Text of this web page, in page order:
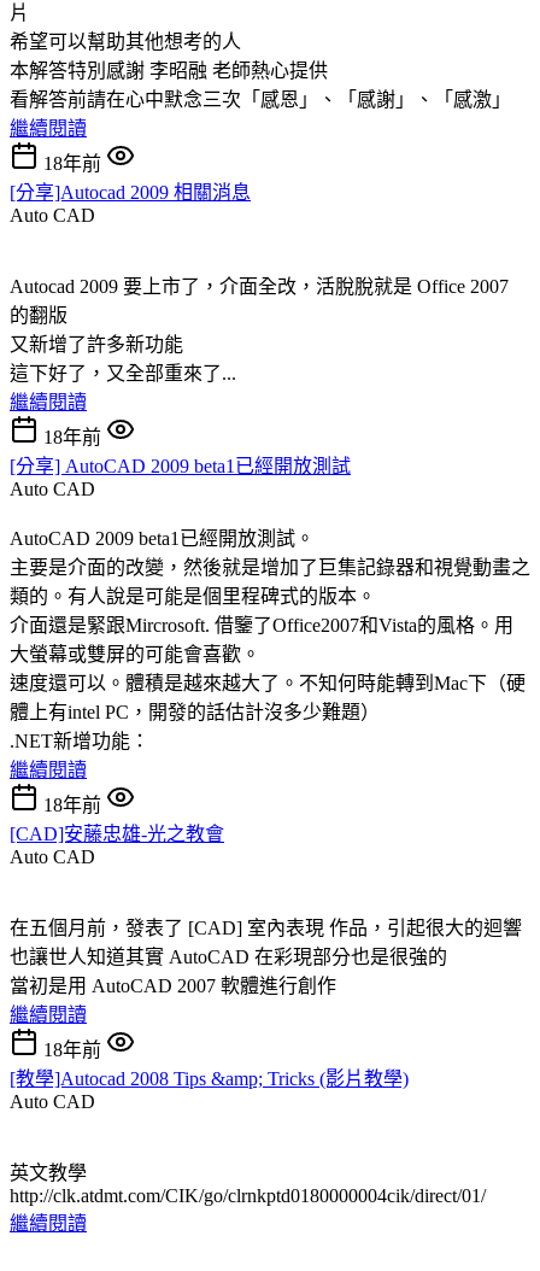
片
希望可以幫助其他想考的人
本解答特別感謝 李昭融 老師熱心提供
看解答前請在心中默念三次「感恩」、「感謝」、「感激」
繼續閱讀
18年前
[分享]Autocad 2009 相關消息
Auto CAD
Autocad 2009 要上市了，介面全改，活脫脫就是 Office 2007
的翻版
又新增了許多新功能
這下好了，又全部重來了...
繼續閱讀
18年前
[分享] AutoCAD 2009 beta1已經開放測試
Auto CAD
AutoCAD 2009 beta1已經開放測試。
主要是介面的改變，然後就是增加了巨集記錄器和視覺動畫之
類的。有人說是可能是個里程碑式的版本。
介面還是緊跟Mircrosoft. 借鑒了Office2007和Vista的風格。用
大螢幕或雙屏的可能會喜歡。
速度還可以。體積是越來越大了。不知何時能轉到Mac下（硬
體上有intel PC，開發的話估計沒多少難題）
.NET新增功能：
繼續閱讀
18年前
[CAD]安藤忠雄-光之教會
Auto CAD
在五個月前，發表了 [CAD] 室內表現 作品，引起很大的迴響
也讓世人知道其實 AutoCAD 在彩現部分也是很強的
當初是用 AutoCAD 2007 軟體進行創作
繼續閱讀
18年前
[教學]Autocad 2008 Tips &amp; Tricks (影片教學)
Auto CAD
英文教學
http://clk.atdmt.com/CIK/go/clrnkptd0180000004cik/direct/01/
繼續閱讀